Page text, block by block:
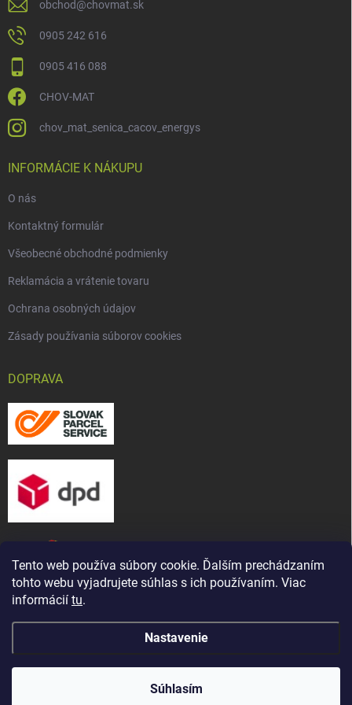
Tento web používa súbory cookie. Ďalším prechádzaním
tohto webu vyjadrujete súhlas s ich používaním. Viac
informácií tu.
Nastavenie
Súhlasím
Naša predajňa bola presťahovaná ! Nájdete nás na novej
adrese: ul. Martina Bartoňa 5421/ 7A, Senica - Čáčov
obchod@chovmat.sk
0905 242 616
0905 416 088
CHOV-MAT
chov_mat_senica_cacov_energys
INFORMÁCIE K NÁKUPU
O nás
Kontaktný formulár
Všeobecné obchodné podmienky
Reklamácia a vrátenie tovaru
Ochrana osobných údajov
Zásady používania súborov cookies
DOPRAVA
Copyright 2026CHOV-MAT, s. r. o.. Všetky práva vyhradené.Upraviť
nastavenie cookies